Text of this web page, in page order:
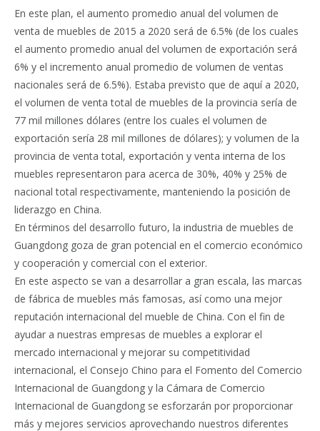
En este plan, el aumento promedio anual del volumen de
venta de muebles de 2015 a 2020 será de 6.5% (de los cuales
el aumento promedio anual del volumen de exportación será
6% y el incremento anual promedio de volumen de ventas
nacionales será de 6.5%). Estaba previsto que de aquí a 2020,
el volumen de venta total de muebles de la provincia sería de
77 mil millones dólares (entre los cuales el volumen de
exportación sería 28 mil millones de dólares); y volumen de la
provincia de venta total, exportación y venta interna de los
muebles representaron para acerca de 30%, 40% y 25% de
nacional total respectivamente, manteniendo la posición de
liderazgo en China.
En términos del desarrollo futuro, la industria de muebles de
Guangdong goza de gran potencial en el comercio económico
y cooperación y comercial con el exterior.
En este aspecto se van a desarrollar a gran escala, las marcas
de fábrica de muebles más famosas, así como una mejor
reputación internacional del mueble de China. Con el fin de
ayudar a nuestras empresas de muebles a explorar el
mercado internacional y mejorar su competitividad
internacional, el Consejo Chino para el Fomento del Comercio
Internacional de Guangdong y la Cámara de Comercio
Internacional de Guangdong se esforzarán por proporcionar
más y mejores servicios aprovechando nuestros diferentes